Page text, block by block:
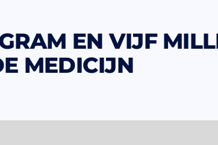
EN VIJF
MEDICIJN